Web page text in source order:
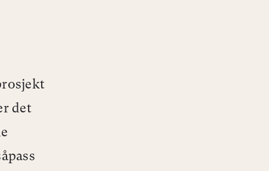
det